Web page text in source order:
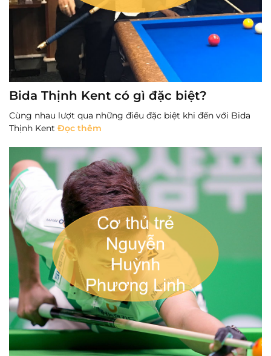
Bida Thịnh Kent có gì đặc biệt?
Cùng nhau lượt qua những điều đặc biệt khi đến với Bida
Thịnh Kent Đọc thêm